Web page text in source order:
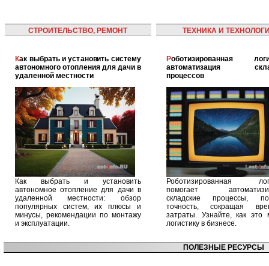
СТРОИТЕЛЬСТВО, РЕМОНТ
Как выбрать и установить систему
автономного отопления для дачи в
удаленной местности
Как выбрать и установить
автономное отопление для дачи в
удаленной местности: обзор
популярных систем, их плюсы и
минусы, рекомендации по монтажу
и эксплуатации.
ТЕХНИКА И
Роботизированная логистика:
автоматизация
процессов
Роботизированная
помогает
складские процессы,
точность, сокращая
затраты. Узнайте, как это
логистику в бизнесе.
ПОЛЕЗНЫЕ РЕСУРСЫ